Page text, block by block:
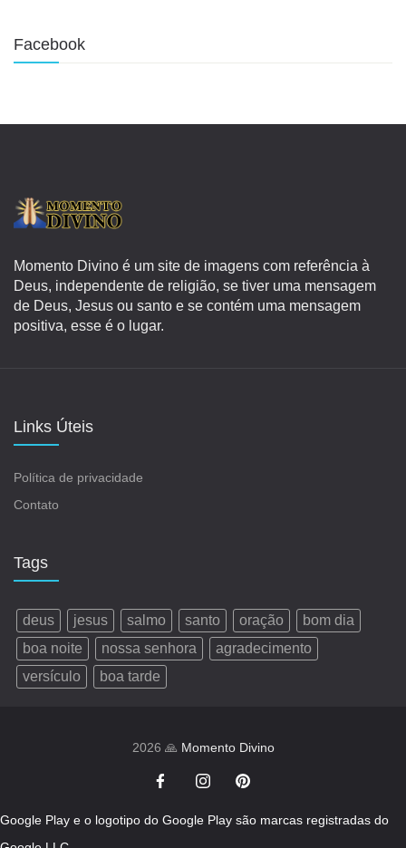
Facebook
Momento Divino é um site de imagens com referência à
Deus, independente de religião, se tiver uma mensagem
de Deus, Jesus ou santo e se contém uma mensagem
positiva, esse é o lugar.
Links Úteis
Política de privacidade
Contato
Tags
deus jesus salmo santo oração
bom dia
boa noite
nossa senhora
agradecimento
versículo
boa tarde
2026 🙏 Momento Divino
Google Play e o logotipo do Google Play são marcas registradas do